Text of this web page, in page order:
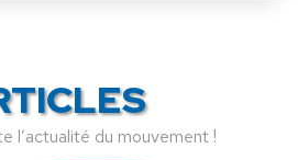
l’actualité du mouvement !